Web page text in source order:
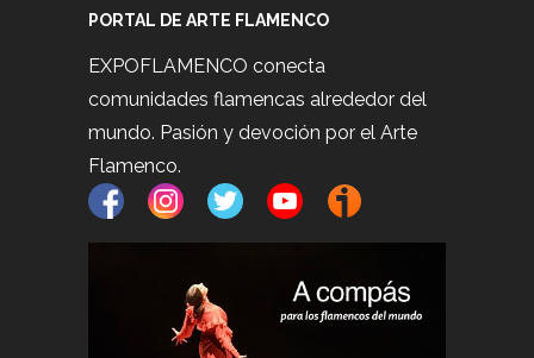
PORTAL DE ARTE FLAMENCO
EXPOFLAMENCO conecta
comunidades flamencas alrededor del
mundo. Pasión y devoción por el Arte
Flamenco.